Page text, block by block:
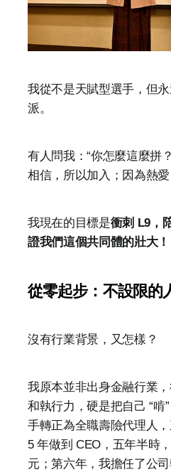
我從不是天賦型選手，但
派。
有人問我：“你怎麼這麼拼
相信，所以加入；因為熱
我現在的目標是衝刺 L9，
證我們這個共同體的壯大！
從零起步：不設限的
沒有行業背景，又怎樣？
我原本並非出身金融行業
和執行力，硬是把自己 “啃
手轉正為全職壽險代理人
5 年做到 CEO，五年半時
元；第六年，我擔任了公司